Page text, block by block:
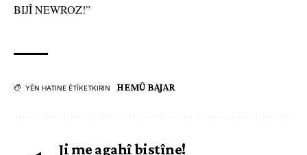
BIJÎ NEWROZ!”
YÊN HATINE ÊTÎKETKIRIN HEMÛ BAJAR
Ji me agahî bistîne!